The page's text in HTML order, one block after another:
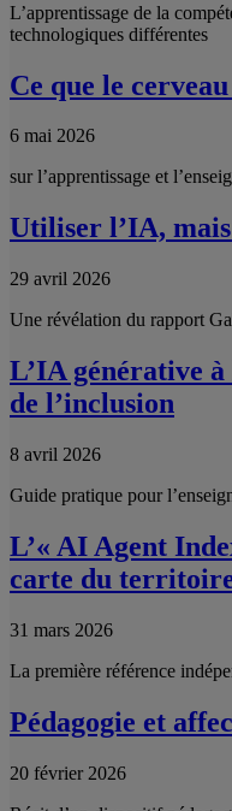
L’apprentissage de la
technologiques différentes
Ce que le
6 mai 2026
sur l’apprentissage et
Utiliser l’IA,
29 avril 2026
Une révélation du rapport
L’IA générative à
de l’inclusion
8 avril 2026
Guide pratique pour
L’« AI Agent
carte du
31 mars 2026
La première référence
Pédagogie et
20 février 2026